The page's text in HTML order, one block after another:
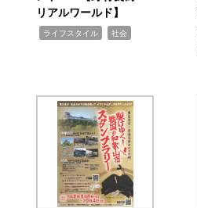
リアルワールド】
ライフスタイル 社会